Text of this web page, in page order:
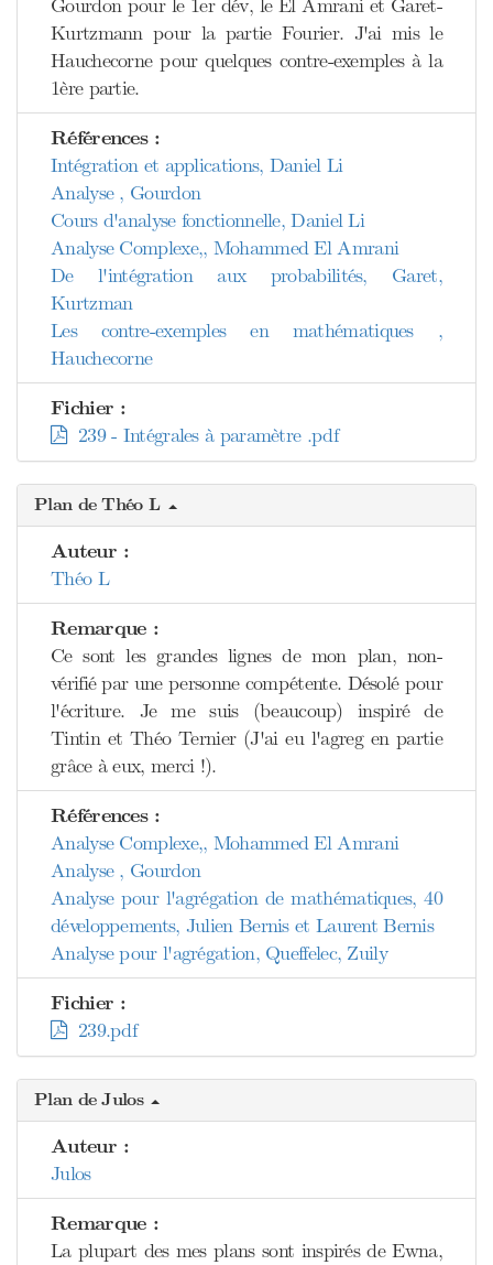
Gourdon pour le 1er dév, le El Amrani et Garet-
Kurtzmann pour la partie Fourier. J'ai mis le
Hauchecorne pour quelques contre-exemples à la
1ère partie.
Références :
Intégration et applications, Daniel Li
Analyse , Gourdon
Cours d'analyse fonctionnelle, Daniel Li
Analyse Complexe,, Mohammed El Amrani
De l'intégration aux probabilités, Garet,
Kurtzman
Les contre-exemples en mathématiques ,
Hauchecorne
Fichier :
239 - Intégrales à paramètre .pdf
Plan de Théo L
Auteur :
Théo L
Remarque :
Ce sont les grandes lignes de mon plan, non-
vérifié par une personne compétente. Désolé pour
l'écriture. Je me suis (beaucoup) inspiré de
Tintin et Théo Ternier (J'ai eu l'agreg en partie
grâce à eux, merci !).
Références :
Analyse Complexe,, Mohammed El Amrani
Analyse , Gourdon
Analyse pour l'agrégation de mathématiques, 40
développements, Julien Bernis et Laurent Bernis
Analyse pour l'agrégation, Queffelec, Zuily
Fichier :
239.pdf
Plan de Julos
Auteur :
Julos
Remarque :
La plupart des mes plans sont inspirés de Ewna,